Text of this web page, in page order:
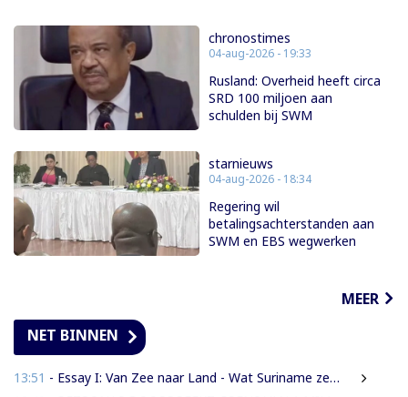
chronostimes
04-aug-2026 - 19:33
Rusland: Overheid heeft circa
SRD 100 miljoen aan
schulden bij SWM
starnieuws
04-aug-2026 - 18:34
Regering wil
betalingsachterstanden aan
SWM en EBS wegwerken
MEER
NET BINNEN
13:51 - Essay I: Van Zee naar Land - Wat Suriname zelf moet weten over de Nieuwe Raffinaderij en Gas-to-Shore